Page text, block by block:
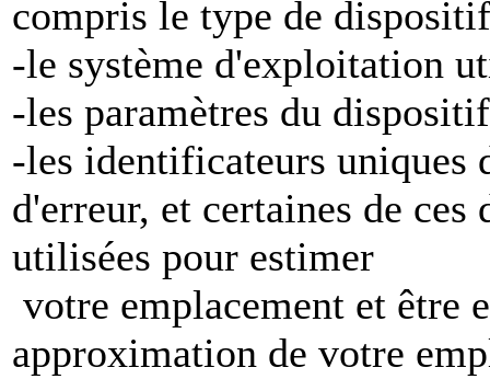
compris le type de dispositif
-le système d'exploitation
-les paramètres du dispositif
-les identificateurs uniques
d'erreur, et certaines de
utilisées pour estimer
votre emplacement et être
approximation de votre